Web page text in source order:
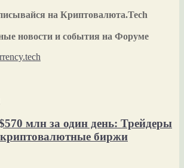
на Криптовалюта.Tech
новости и события на Форуме
млн за один день: Трейдеры
биржи